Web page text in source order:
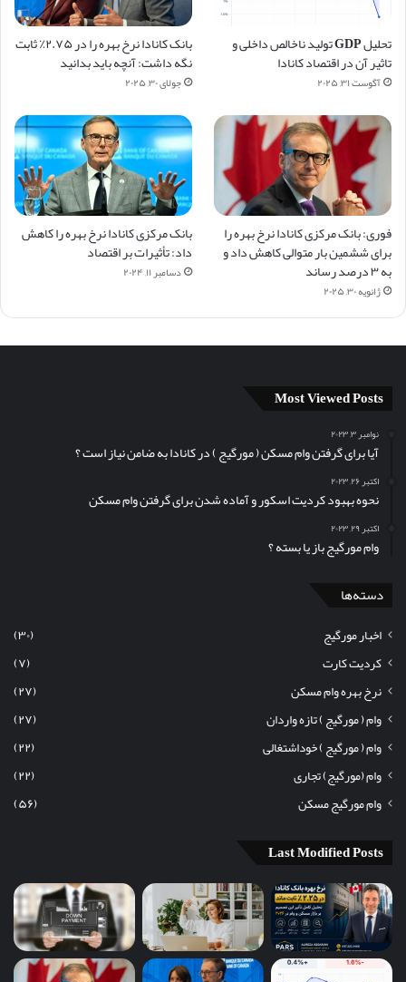
تحلیل GDP تولید ناخالص داخلی و
تاثیر آن در اقتصاد کانادا
آگوست ۳۱, ۲۰۲۵
بانک کانادا نرخ بهره را در ۲.۷۵٪ ثابت
نگه داشت: آنچه باید بدانید
جولای ۳۰, ۲۰۲۵
فوری: بانک مرکزی کانادا نرخ بهره را
برای ششمین بار متوالی کاهش داد و
به ۳ درصد رساند
ژانویه ۳۰, ۲۰۲۵
بانک مرکزی کانادا نرخ بهره را کاهش
داد: تأثیرات بر اقتصاد
دسامبر ۱۱, ۲۰۲۴
Most Viewed Posts
نوامبر ۳, ۲۰۲۳
آیا برای گرفتن وام مسکن (‌ مورگیج ) در کانادا به ضامن نیاز است ؟
اکتبر ۲۶, ۲۰۲۳
نحوه بهبود کردیت اسکور و آماده شدن برای گرفتن وام مسکن
اکتبر ۲۹, ۲۰۲۳
وام مورگیج باز یا بسته ؟
دسته‌ها
اخبار مورگیج
(۳۰)
کردیت کارت
(۷)
نرخ بهره وام مسکن
(۲۷)
وام ( مورگیج ) تازه واردان
(۲۷)
وام ( مورگیج ) خوداشتغالی
(۲۲)
وام (مورگیج) تجاری
(۲۲)
وام مورگیج مسکن
(۵۶)
Last Modified Posts